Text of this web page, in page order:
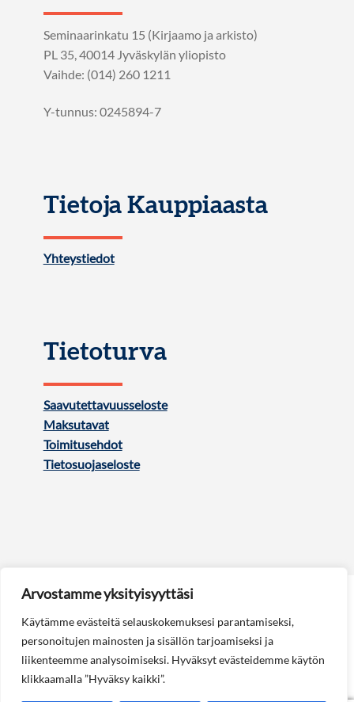
Arvostamme yksityisyyttäsi
Käytämme evästeitä selauskokemuksesi parantamiseksi,
personoitujen mainosten ja sisällön tarjoamiseksi ja
liikenteemme analysoimiseksi. Hyväksyt evästeidemme käytön
klikkaamalla ”Hyväksy kaikki”.
Seminaarinkatu 15 (Kirjaamo ja arkisto)
PL 35, 40014 Jyväskylän yliopisto
Vaihde: (014) 260 1211
Y-tunnus: 0245894-7
Tietoja Kauppiaasta
Yhteystiedot
Tietoturva
Saavutettavuusseloste
Maksutavat
Toimitusehdot
Tietosuojaseloste